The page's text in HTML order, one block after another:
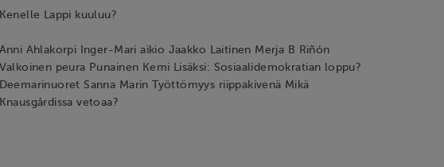
Kenelle Lappi kuuluu?
Anni Ahlakorpi Inger-Mari aikio Jaakko Laitinen Merja B Riñón
Valkoinen peura Punainen Kemi Lisäksi: Sosiaalidemokratian loppu?
Deemarinuoret Sanna Marin Työttömyys riippakivenä Mikä
Knausgårdissa vetoaa?